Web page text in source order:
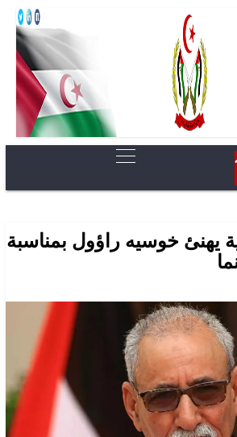
يهنئ خوسيه راؤول بمناسبة